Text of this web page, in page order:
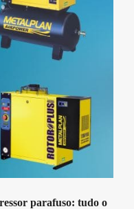
parafuso: tudo o